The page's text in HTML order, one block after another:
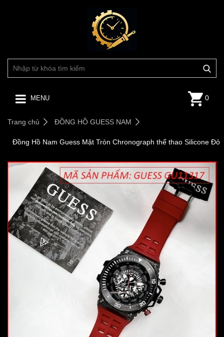
MENU 0
Trang chủ ĐỒNG HỒ GUESS NAM
Đồng Hồ Nam Guess Mặt Tròn Chronograph thể thao Silicone Đỏ